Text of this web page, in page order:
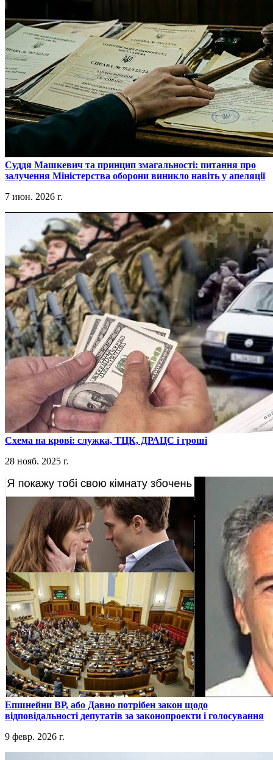
​Суддя Машкевич та принцип змагальності: питання про
залучення Міністерства оборони виникло навіть у апеляції
7 июн. 2026 г.
​Схема на крові: служка, ТЦК, ДРАЦС і гроші
28 нояб. 2025 г.
​Епшнейни ВР, або Давно потрібен закон щодо
відповідальності депутатів за законопроекти і голосування
9 февр. 2026 г.